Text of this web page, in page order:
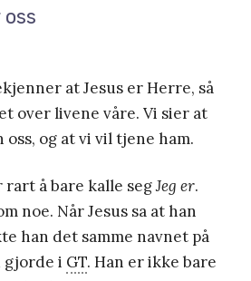
at Jesus er Herre, så
over livene våre. Vi sier at
og at vi vil tjene ham.
å bare kalle segJeg er.
noe. Når Jesus sa at han
han det samme navnet på
gjorde i GT. Han er ikke bare